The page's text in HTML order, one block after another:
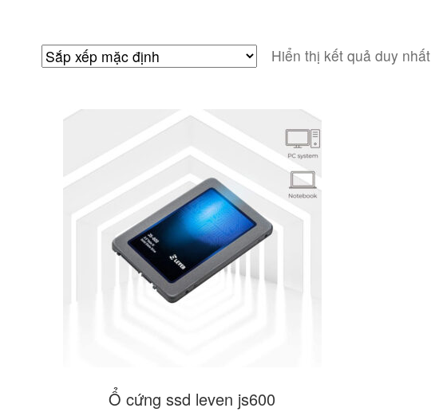
Hiển thị kết quả duy nhất
Ổ cứng ssd leven js600